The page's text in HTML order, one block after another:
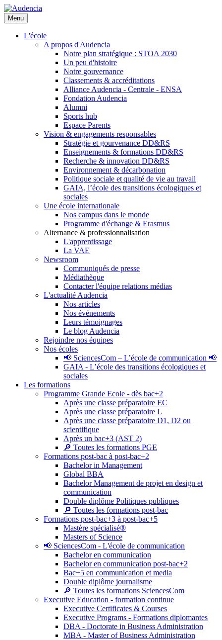
Aller
au
contenu
principal
Menu
L'école
A propos d'Audencia
Notre plan stratégique : STOA 2030
Un peu d'histoire
Notre gouvernance
Classements & accréditations
Alliance Audencia - Centrale - ENSA
Fondation Audencia
Alumni
Sports hub
Espace Parents
Vision & engagements responsables
Stratégie et gourvenance DD&RS
Enseignements & formations DD&RS
Recherche & innovation DD&RS
Environnement & décarbonation
Politique sociale et qualité de vie au travail
GAIA, l’école des transitions écologiques et
sociales
Une école internationale
Nos campus dans le monde
Programme d'échange & Erasmus
Alternance & professionnalisation
L'apprentissage
La VAE
Newsroom
Communiqués de presse
Médiathèque
Contacter l'équipe relations médias
L'actualité Audencia
Nos articles
Nos événements
Leurs témoignages
Le blog Audencia
Rejoindre nos équipes
Nos écoles
📢 SciencesCom – L’école de communication 📢
GAIA - L’école des transitions écologiques et
sociales
Les formations
Programme Grande Ecole - dès bac+2
Après une classe préparatoire EC
Après une classe préparatoire L
Après une classe préparatoire D1, D2 ou
scientifique
Après un bac+3 (AST 2)
🔎 Toutes les formations PGE
Formations post-bac à post-bac+2
Bachelor in Management
Global BBA
Bachelor Management de projet en design et
communication
Double diplôme Politiques publiques
🔎 Toutes les formations post-bac
Formations post-bac+3 à post-bac+5
Mastère spécialisé®
Masters of Science
📢 SciencesCom - L'école de communication
Bachelor en communication
Bachelor en communication post-bac+2
Bac+5 en communication et media
Double diplôme journalisme
🔎 Toutes les formations SciencesCom
Executive Education - formation continue
Executive Certificates & Courses
Executive Programs - Formations diplomantes
DBA - Doctorate in Business Administration
MBA - Master of Business Administration